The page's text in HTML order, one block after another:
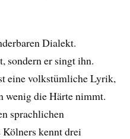
Dialekt.
sondern er singt ihn.
eine volkstümliche Lyrik,
wenig die Härte nimmt.
sprachlichen
Kölners kenntdrei